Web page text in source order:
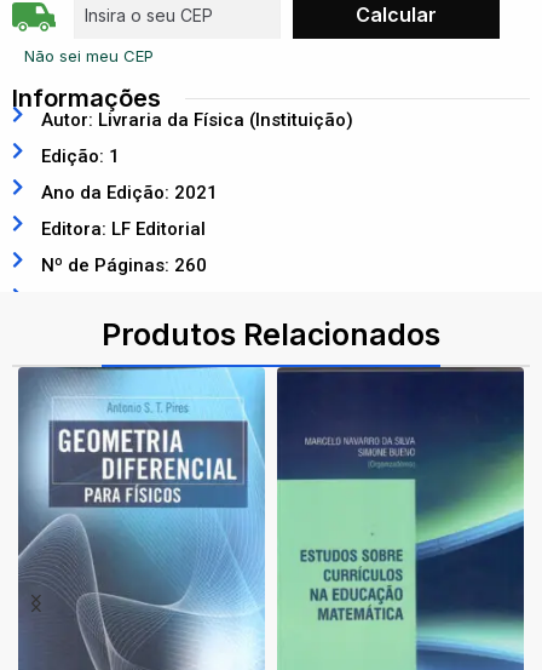
Não sei meu CEP
Informações
Autor: Livraria da Física (Instituição)
Edição: 1
Ano da Edição: 2021
Editora: LF Editorial
Nº de Páginas: 260
Produtos Relacionados